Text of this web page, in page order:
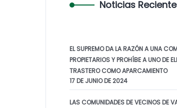
Noticias
EL SUPREMO DA LA RAZÓN A UNA
PROPIETARIOS Y PROHÍBE A UNO DE
TRASTERO COMO APARCAMIENTO
17 DE JUNIO DE 2024
LAS COMUNIDADES DE VECINOS DE